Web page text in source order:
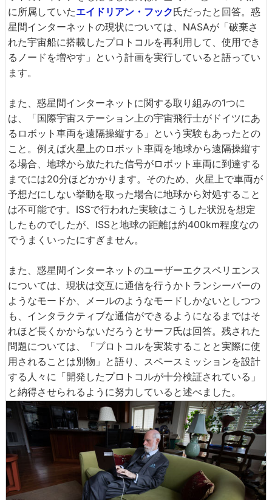
に所属していたエイドリアン・フック氏だったと回答。惑
星間インターネットの現状については、NASAが「破棄さ
れた宇宙船に搭載したプロトコルを再利用して、使用でき
るノードを増やす」という計画を実行していると語ってい
ます。
また、惑星間インターネットに関する取り組みの1つに
は、「国際宇宙ステーション上の宇宙飛行士がドイツにあ
るロボット車両を遠隔操縦する」という実験もあったとの
こと。例えば火星上のロボット車両を地球から遠隔操縦す
る場合、地球から放たれた信号がロボット車両に到達する
までには20分ほどかかります。そのため、火星上で車両が
予想だにしない挙動を取った場合に地球から対処すること
は不可能です。ISSで行われた実験はこうした状況を想定
したものでしたが、ISSと地球の距離は約400km程度なの
でうまくいったにすぎません。
また、惑星間インターネットのユーザーエクスペリエンス
については、現状は交互に通信を行うかトランシーバーの
ようなモードか、メールのようなモードしかないとしつつ
も、インタラクティブな通信ができるようになるまではそ
れほど長くかからないだろうとサーフ氏は回答。残された
問題については、「プロトコルを実装することと実際に使
用されることは別物」と語り、スペースミッションを設計
する人々に「開発したプロトコルが十分検証されている」
と納得させられるように努力していると述べました。